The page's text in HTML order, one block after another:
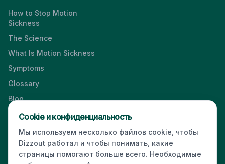
How to Stop Motion
Sickness
The Science
What Is Motion Sickness
Symptoms
Glossary
Blog
Videos
Press & Media Kit For Business
Cookie и конфиденциальность
Мы используем несколько файлов cookie, чтобы
Dizzout работал и чтобы понимать, какие
страницы помогают больше всего. Необходимые